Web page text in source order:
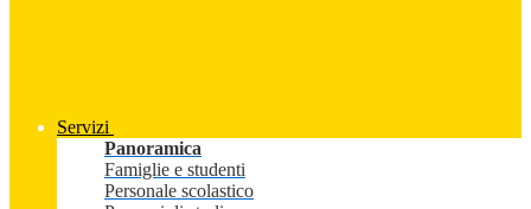
Servizi
Panoramica
Famiglie e studenti
Personale scolastico